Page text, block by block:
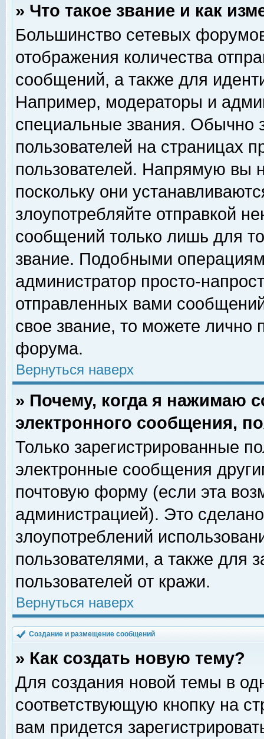
» Что такое звание и как
Большинство сетевых
отображения количества
сообщений, а также для
Например, модераторы и
специальные звания. Обычно
пользователей на страницах
пользователей. Напрямую вы
поскольку они
злоупотребляйте отправкой
сообщений только лишь для
звание. Подобными
администратор просто-
отправленных вами
свое звание, то можете лично
форума.
Вернуться наверх
» Почему, когда я нажимаю
электронного сообщения,
Только зарегистрированные
электронные сообщения
почтовую форму (если эта
администрацией). Это
злоупотреблений
пользователями, а также для
пользователей от кражи.
Вернуться наверх
Создание и размещение сообщений
» Как создать новую тему?
Для создания новой темы в
соответствующую кнопку на
вам придется